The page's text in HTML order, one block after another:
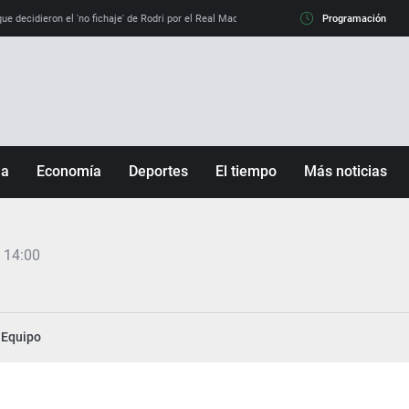
decidieron el 'no fichaje' de Rodri por el Real Madrid y su 'sí' al Barça La llamada
Programación
Economía Deportes El tiempo Más noticias
14:00
Equipo